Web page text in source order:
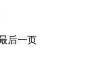
后一页